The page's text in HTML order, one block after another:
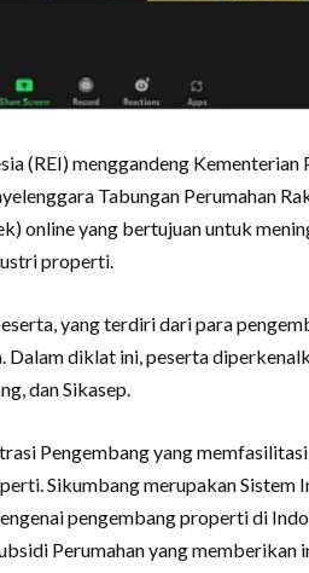
(REI) menggandeng Kementerian
Tabungan Perumahan
online yang bertujuan untuk
properti.
yang terdiri dari para
diklat ini, peserta
dan Sikasep.
Pengembang yang
Sikumbang merupakan Sistem
pengembang properti di
Perumahan yang memberikan